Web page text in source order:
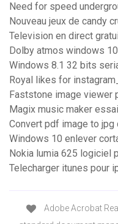
Need for speed
Nouveau jeux de candy
Television en direct
Dolby atmos windows
Windows 8.1 32 bits
Royal likes for
Faststone image viewer
Magix music maker
Convert pdf image to jpg
Windows 10 enlever
Nokia lumia 625 logiciel
Telecharger itunes pour
Adobe Acrobat